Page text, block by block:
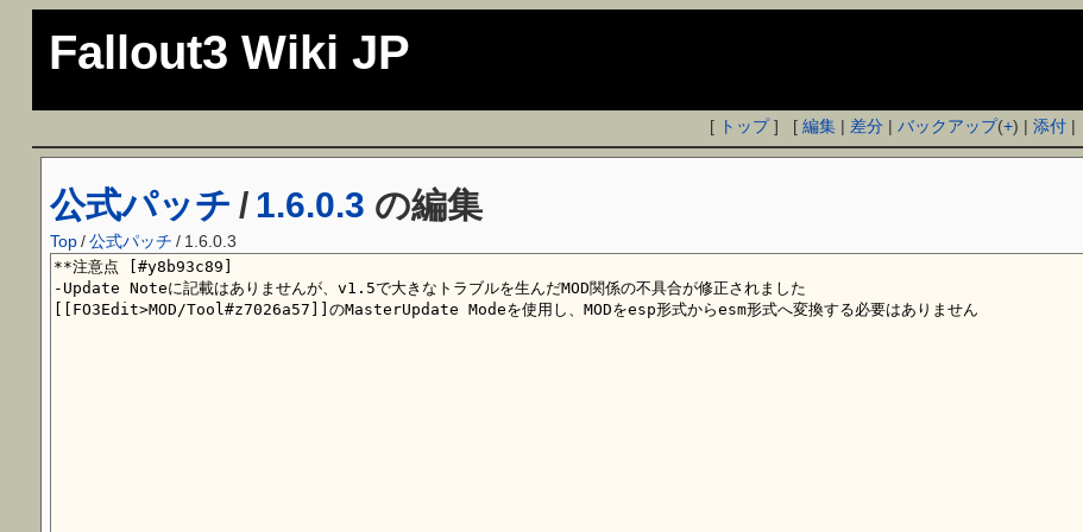
Fallout3 Wiki JP
[ トップ] [編集 | 差分 |バックアップ(+) |添付 |
公式パッチ / 1.6.0.3 の編集
Top/公式パッチ / 1.6.0.3